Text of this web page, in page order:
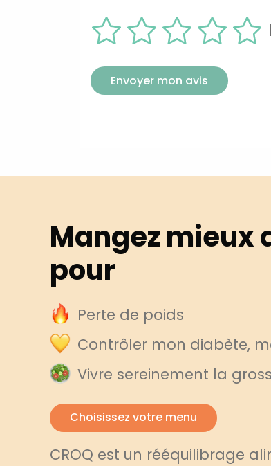
Envoyer mon avis
Mangez mieux
pour
Perte de poids
Contrôler mon diabète,
Vivre sereinement la
Choisissez votre menu
CROQ est un rééquilibrage